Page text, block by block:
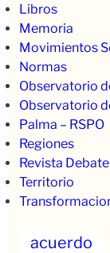
Libros
Memoria
Movimientos
Normas
Observatorio
Observatorio
Palma – RSPO
Regiones
Revista Debate
Territorio
acuerdo